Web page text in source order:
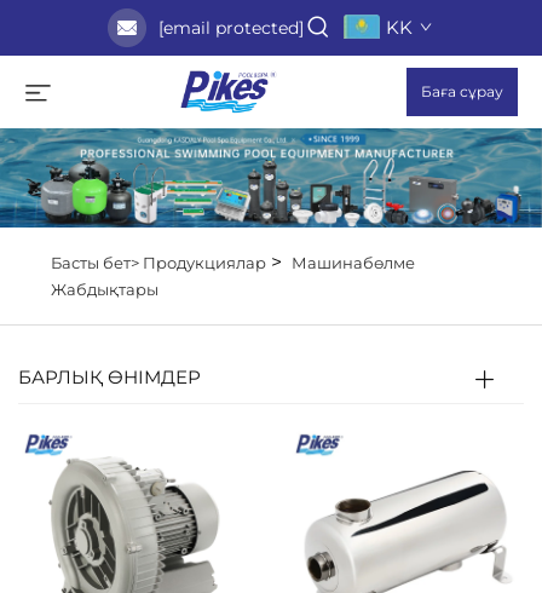
[email protected] KK
Баға сұрау
Басты бет> Продукциялар>
Машинабөлме
Жабдықтары
БАРЛЫҚ ӨНІМДЕР